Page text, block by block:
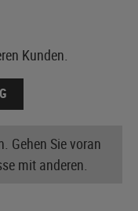
Kunden.
Gehen Sie voran
mit anderen.